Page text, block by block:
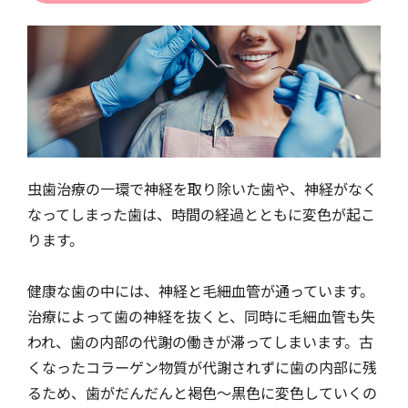
虫歯治療の一環で神経を取り除いた歯や、神経がなく
なってしまった歯は、時間の経過とともに変色が起こ
ります。
健康な歯の中には、神経と毛細血管が通っています。
治療によって歯の神経を抜くと、同時に毛細血管も失
われ、歯の内部の代謝の働きが滞ってしまいます。古
くなったコラーゲン物質が代謝されずに歯の内部に残
るため、歯がだんだんと褐色〜黒色に変色していくの